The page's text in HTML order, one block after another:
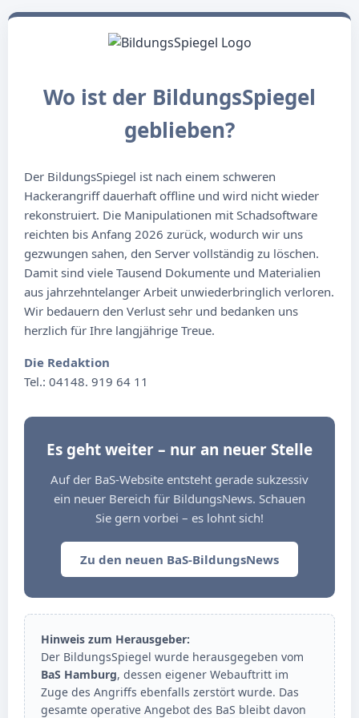
Wo ist der BildungsSpiegel
geblieben?
Der BildungsSpiegel ist nach einem schweren
Hackerangriff dauerhaft offline und wird nicht wieder
rekonstruiert. Die Manipulationen mit Schadsoftware
reichten bis Anfang 2026 zurück, wodurch wir uns
gezwungen sahen, den Server vollständig zu löschen.
Damit sind viele Tausend Dokumente und Materialien
aus jahrzehntelanger Arbeit unwiederbringlich verloren.
Wir bedauern den Verlust sehr und bedanken uns
herzlich für Ihre langjährige Treue.
Die Redaktion
Tel.: 04148. 919 64 11
Es geht weiter – nur an neuer Stelle
Auf der BaS-Website entsteht gerade sukzessiv
ein neuer Bereich für BildungsNews. Schauen
Sie gern vorbei – es lohnt sich!
Zu den neuen BaS-BildungsNews
Hinweis zum Herausgeber:
Der BildungsSpiegel wurde herausgegeben vom
BaS Hamburg, dessen eigener Webauftritt im
Zuge des Angriffs ebenfalls zerstört wurde. Das
gesamte operative Angebot des BaS bleibt davon